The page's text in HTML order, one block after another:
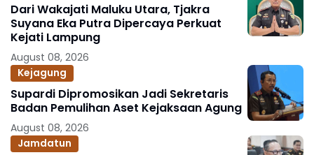
Dari Wakajati Maluku Utara, Tjakra
Suyana Eka Putra Dipercaya Perkuat
Kejati Lampung
August 08, 2026
Kejagung
Supardi Dipromosikan Jadi Sekretaris
Badan Pemulihan Aset Kejaksaan Agung
August 08, 2026
Jamdatun